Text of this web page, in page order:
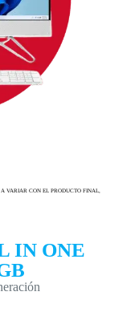
VARIAR CON EL PRODUCTO FINAL,
IN ONE